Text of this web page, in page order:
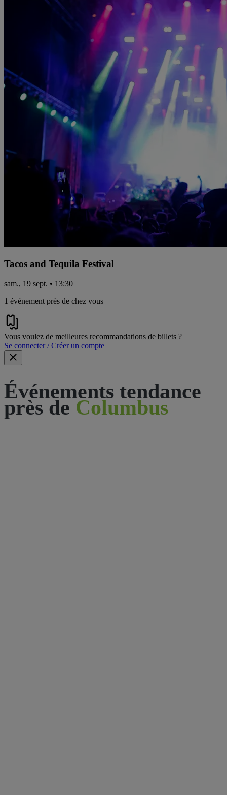
Tacos and Tequila Festival
sam., 19 sept. • 13:30
1 événement près de chez vous
Vous voulez de meilleures recommandations de billets ?
Se connecter / Créer un compte
Événements tendance
près de Columbus